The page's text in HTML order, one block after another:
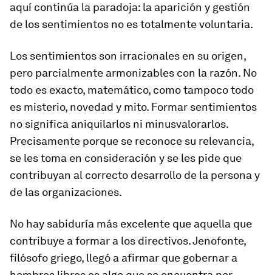
aquí continúa la paradoja: la aparición y gestión
de los sentimientos no es totalmente voluntaria.
Los sentimientos son irracionales en su origen,
pero parcialmente armonizables con la razón. No
todo es exacto, matemático, como tampoco todo
es misterio, novedad y mito. Formar sentimientos
no significa aniquilarlos ni minusvalorarlos.
Precisamente porque se reconoce su relevancia,
se les toma en consideración y se les pide que
contribuyan al correcto desarrollo de la persona y
de las organizaciones.
No hay sabiduría más excelente que aquella que
contribuye a formar a los directivos. Jenofonte,
filósofo griego, llegó a afirmar que gobernar a